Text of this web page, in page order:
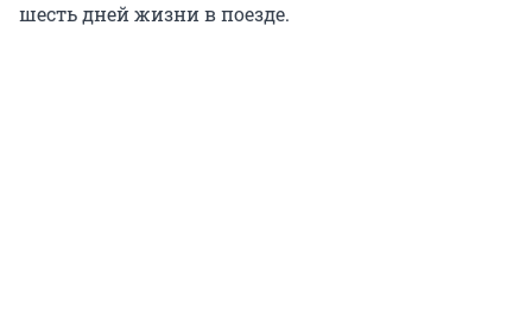
шесть дней жизни в поезде.